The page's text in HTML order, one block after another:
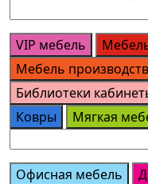
VIP мебель
Мебель
Библиотеки
Ковры
Мягкая
Офисная мебель